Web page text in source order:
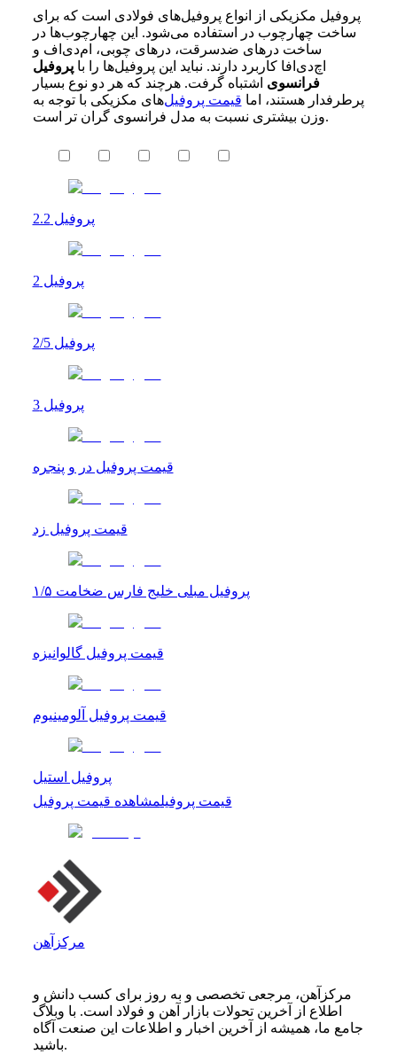
پروفیل مکزیکی از انواع پروفیل‌های فولادی است که برای
ساخت چهارچوب در استفاده می‌شود. این چهارچوب‌ها در
ساخت در‌های ضدسرقت، در‌های چوبی، ام‌دی‌اف و
اچ‌دی‌افا کاربرد دارند. نباید این پروفیل‌ها را باپروفیل
فرانسوی اشتباه گرفت. هرچند که هر دو نوع بسیار
پرطرفدار هستند، اما قیمت پروفیل‌های مکزیکی با توجه به
وزن بیشتری نسبت به مدل فرانسوی گران تر است.
پروفیل 2.2
پروفیل 2
پروفیل 2/5
پروفیل 3
قیمت پروفیل در و پنجره
قیمت پروفیل زد
پروفیل مبلی خلیج فارس ضخامت ۱/۵
قیمت پروفیل گالوانیزه
قیمت پروفیل آلومینیوم
پروفیل استیل
قیمت پروفیلمشاهده قیمت پروفیل
مرکزآهن
مرکزآهن، مرجعی تخصصی و به روز برای کسب دانش و
اطلاع از آخرین تحولات بازار آهن و فولاد است. با وبلاگ
جامع ما، همیشه از آخرین اخبار و اطلاعات این صنعت آگاه
باشید.